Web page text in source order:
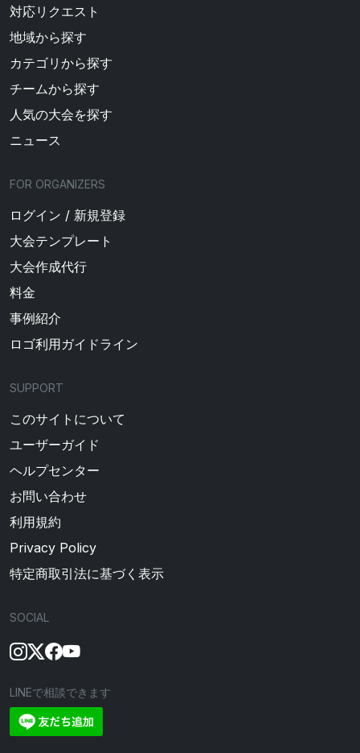
対応リクエスト
地域から探す
カテゴリから探す
チームから探す
人気の大会を探す
ニュース
FOR ORGANIZERS
ログイン / 新規登録
大会テンプレート
大会作成代行
料金
事例紹介
ロゴ利用ガイドライン
SUPPORT
このサイトについて
ユーザーガイド
ヘルプセンター
お問い合わせ
利用規約
Privacy Policy
特定商取引法に基づく表示
SOCIAL
LINEで相談できます